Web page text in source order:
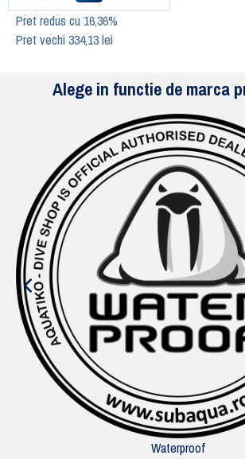
Pret redus cu 16,36%
Pret vechi 334,13 lei
Alege in functie de marca
Waterproof